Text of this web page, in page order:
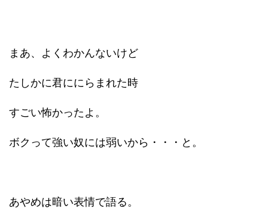
まあ、よくわかんないけど
たしかに君ににらまれた時
すごい怖かったよ。
ボクって強い奴には弱いから・・・と。
あやめは暗い表情で語る。